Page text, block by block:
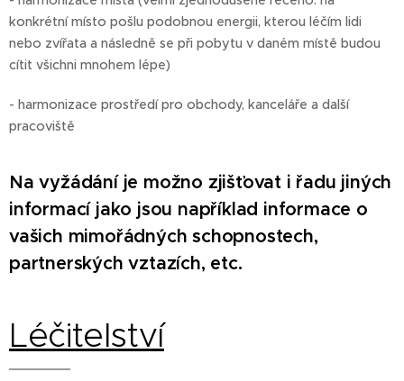
konkrétní místo pošlu podobnou energii, kterou léčím lidi
nebo zvířata a následně se při pobytu v daném místě budou
cítit všichni mnohem lépe)
- harmonizace prostředí pro obchody, kanceláře a další
pracoviště
Na vyžádání je možno zjišťovat i řadu jiných
informací jako jsou například informace o
vašich mimořádných schopnostech,
partnerských vztazích, etc.
Léčitelství